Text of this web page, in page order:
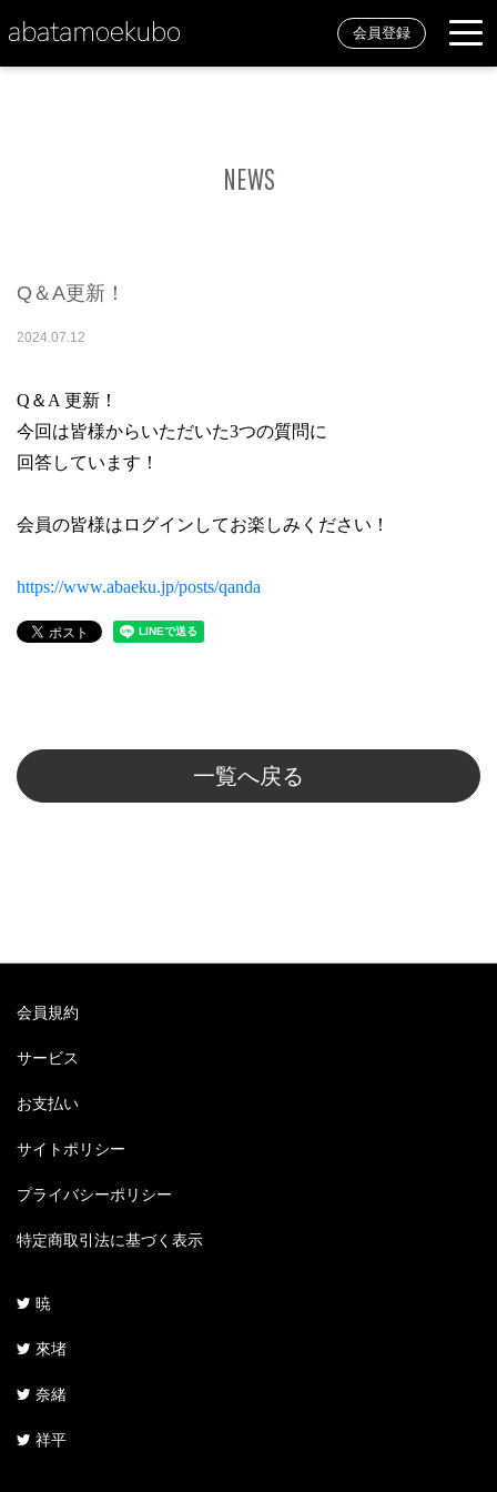
会員登録
NEWS
Q＆A更新！
2024.07.12
Q＆A 更新！
今回は皆様からいただいた3つの質問に
回答しています！
会員の皆様はログインしてお楽しみください！
https://www.abaeku.jp/posts/qanda
一覧へ戻る
会員規約
サービス
お支払い
サイトポリシー
プライバシーポリシー
特定商取引法に基づく表示
暁
來堵
奈緒
祥平